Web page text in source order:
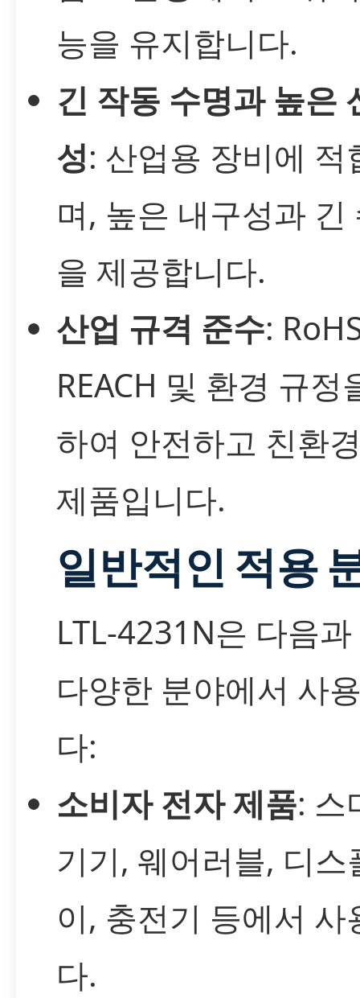
능을 유지합니다.
긴 작동 수명과 높은
성: 산업용 장비에 적
며, 높은 내구성과 긴
을 제공합니다.
산업 규격 준수:
REACH 및 환경 규정
하여 안전하고 친환
제품입니다.
일반적인 적용
LTL-4231N은 다음
다양한 분야에서 사
다:
소비자 전자 제품: 스
기기, 웨어러블, 디스
이, 충전기 등에서 사
다.